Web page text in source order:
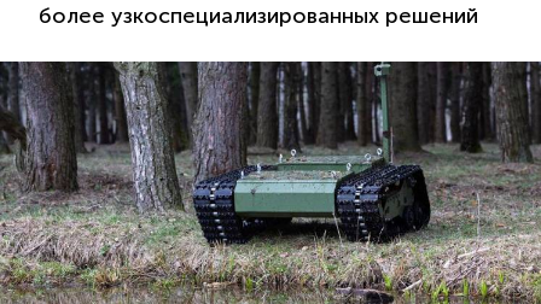
более узкоспециализированных решений